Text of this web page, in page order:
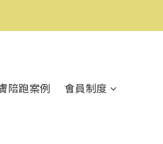
陪跑案例 會員制度